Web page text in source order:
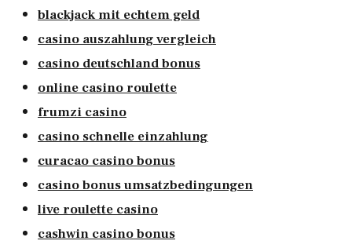
blackjack mit echtem geld
casino auszahlung vergleich
casino deutschland bonus
online casino roulette
frumzi casino
casino schnelle einzahlung
curacao casino bonus
casino bonus umsatzbedingungen
live roulette casino
cashwin casino bonus